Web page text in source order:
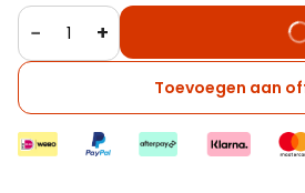
− +
Toevoegen aan